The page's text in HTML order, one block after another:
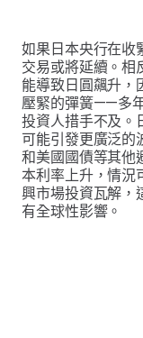
如果日本央行在收
交易或將延續。相
能導致日圓飆升，
壓緊的彈簧——多
投資人措手不及。
可能引發更廣泛的
和美國國債等其他
本利率上升，情況
興市場投資瓦解，
有全球性影響。